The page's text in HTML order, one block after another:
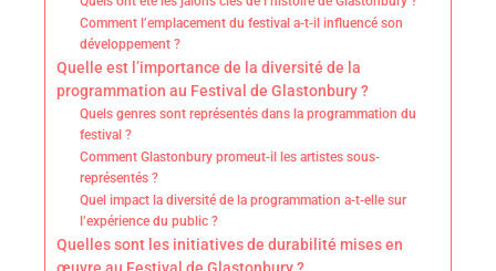
Comment l’emplacement du festival a-t-il influencé son
développement ?
Quelle est l’importance de la diversité de la
programmation au Festival de Glastonbury ?
Quels genres sont représentés dans la programmation du
festival ?
Comment Glastonbury promeut-il les artistes sous-
représentés ?
Quel impact la diversité de la programmation a-t-elle sur
l’expérience du public ?
Quelles sont les initiatives de durabilité mises en